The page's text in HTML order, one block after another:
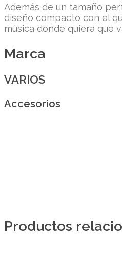
Además de un tamaño
diseño compacto con el
música donde quiera que
Marca
VARIOS
Accesorios
Productos